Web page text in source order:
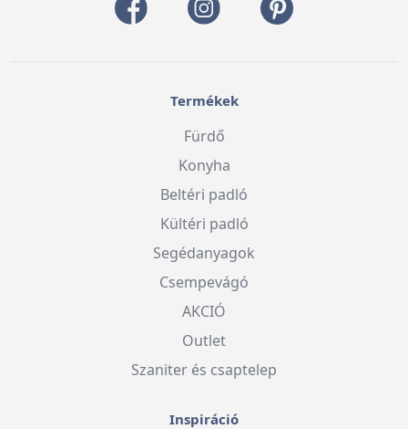
Termékek
Fürdő
Konyha
Beltéri padló
Kültéri padló
Segédanyagok
Csempevágó
AKCIÓ
Outlet
Szaniter és csaptelep
Inspiráció